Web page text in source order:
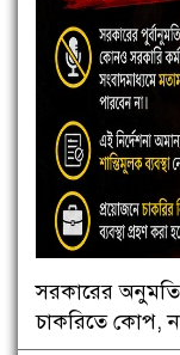
সরকারের
চাকরিতে কোপ,